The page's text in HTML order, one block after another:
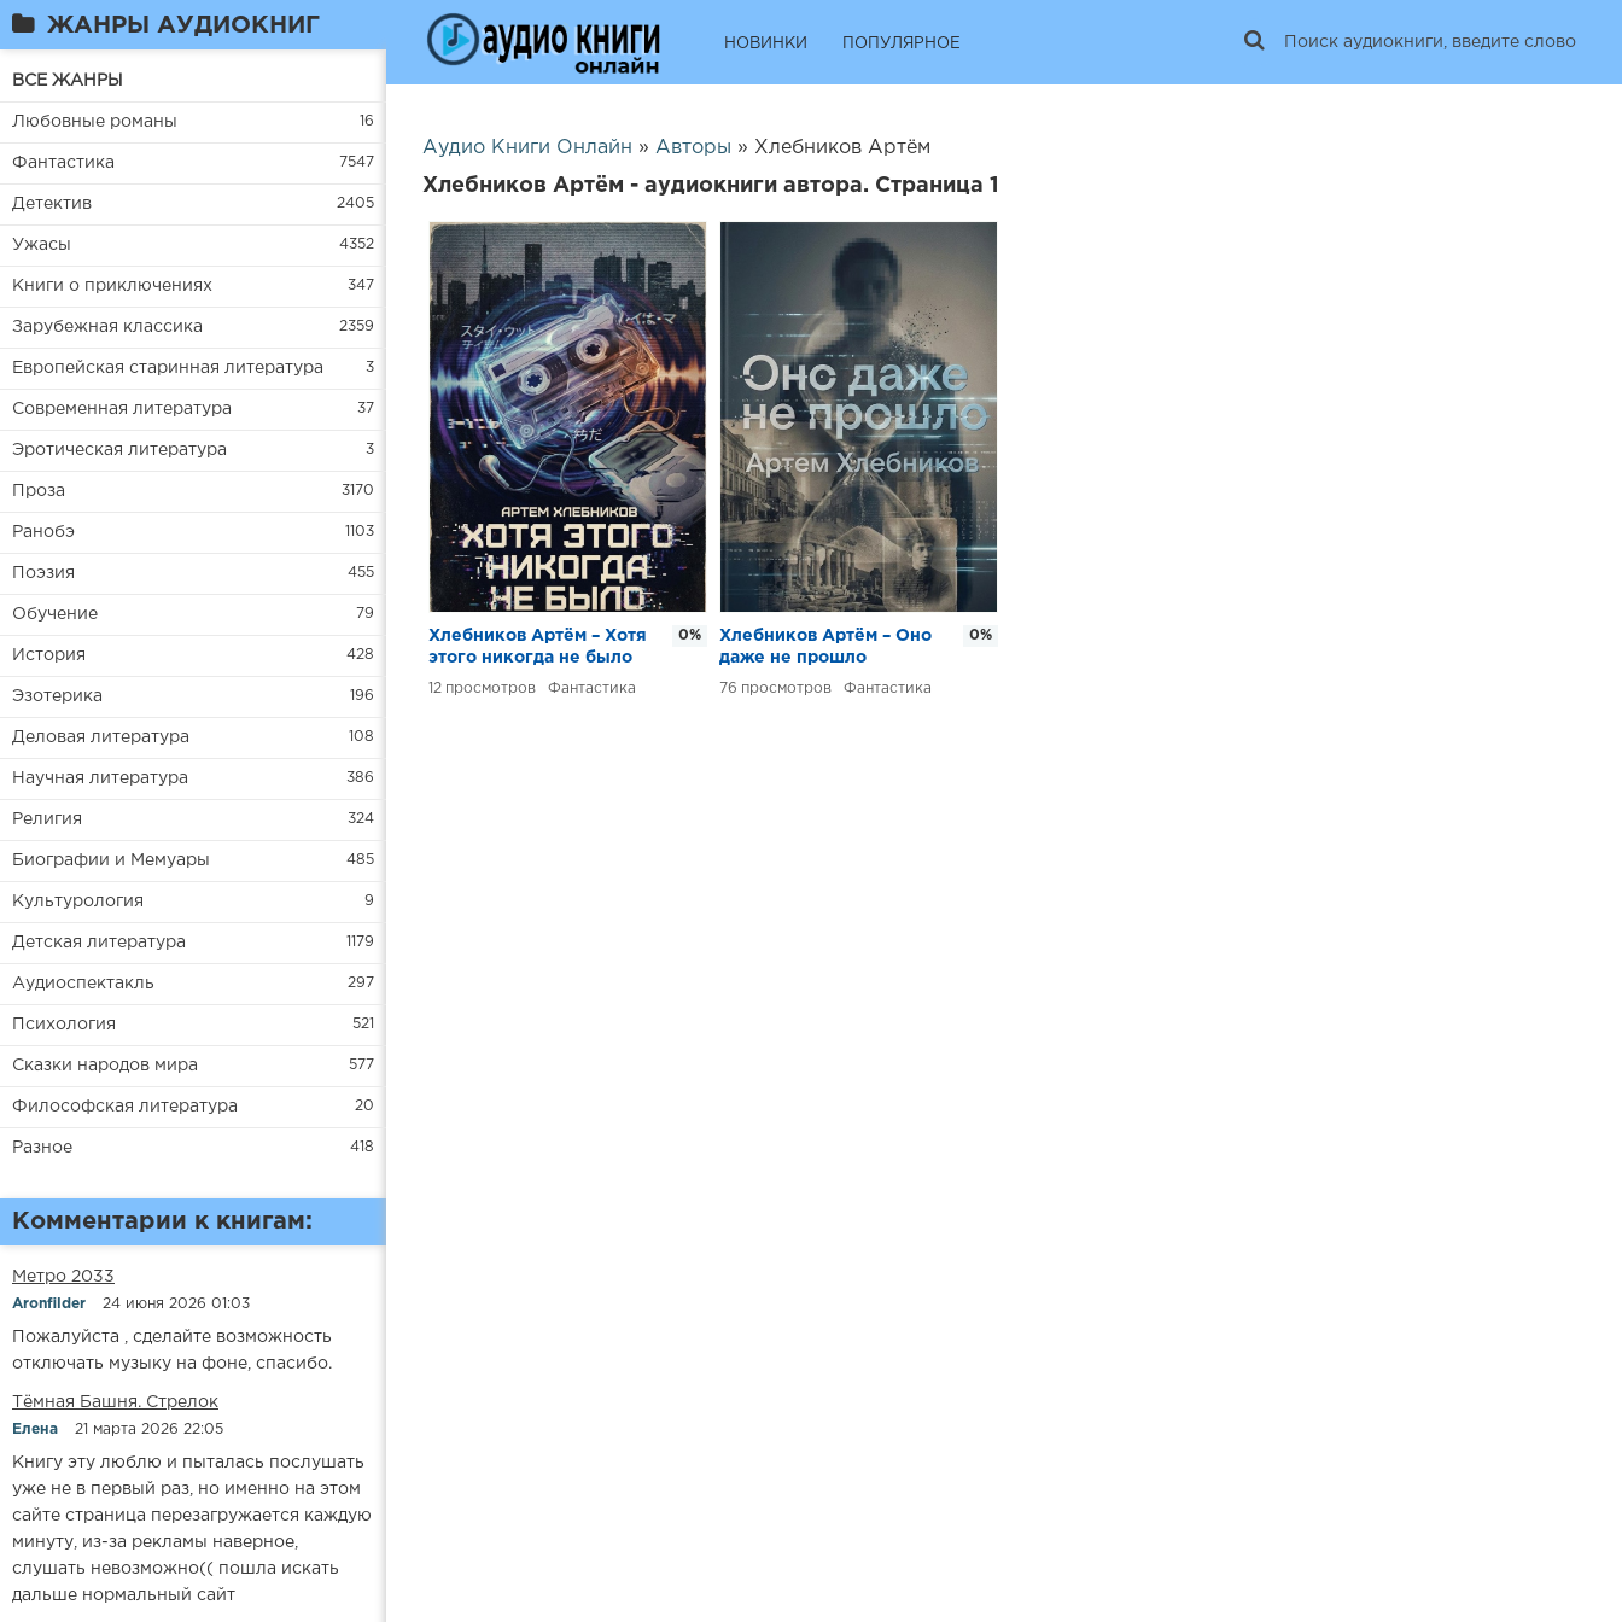
ЖАНРЫ АУДИОКНИГ
ВСЕ ЖАНРЫ
Любовные романы 16
Фантастика 7547
Детектив 2405
Ужасы 4352
Книги о приключениях 347
Зарубежная классика 2359
Европейская старинная литература 3
Современная литература 37
Эротическая литература 3
Проза 3170
Ранобэ 1103
Поэзия 455
Обучение 79
История 428
Эзотерика 196
Деловая литература 108
Научная литература 386
Религия 324
Биографии и Мемуары 485
Культурология 9
Детская литература 1179
Аудиоспектакль 297
Психология 521
Сказки народов мира 577
Философская литература 20
Разное 418
Комментарии к книгам:
Метро 2033
Aronfilder 24 июня 2026 01:03
Пожалуйста , сделайте возможность
отключать музыку на фоне, спасибо.
​​Тёмная Башня. Стрелок
Елена 21 марта 2026 22:05
Книгу эту люблю и пыталась послушать
уже не в первый раз, но именно на этом
сайте страница перезагружается каждую
минуту, из-за рекламы наверное,
слушать невозможно(( пошла искать
дальше нормальный сайт
НОВИНКИ ПОПУЛЯРНОЕ
Аудио Книги Онлайн » Авторы » Хлебников Артём
Хлебников Артём - аудиокниги автора. Страница 1
Хлебников Артём – Хотя
этого никогда не было
12 Фантастика
0%
Хлебников Артём – Оно
даже не прошло
76 Фантастика
0%